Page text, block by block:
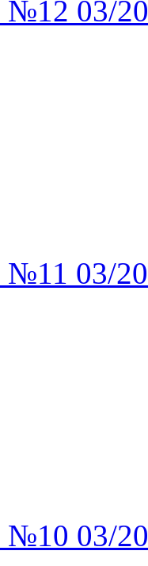
№12 03/
№11 03/
№10 03/